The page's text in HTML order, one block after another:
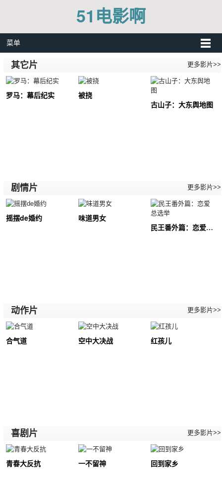
51电影啊
菜单
其它片 更多影片>>
罗马：幕后纪实
被挠
古山子：大东舆地图
剧情片 更多影片>>
摇摆de婚约
味道男女
民王番外篇：恋爱总选举
动作片 更多影片>>
合气道 空中大决战 红孩儿
喜剧片 更多影片>>
青春大反抗 一不留神 回到家乡